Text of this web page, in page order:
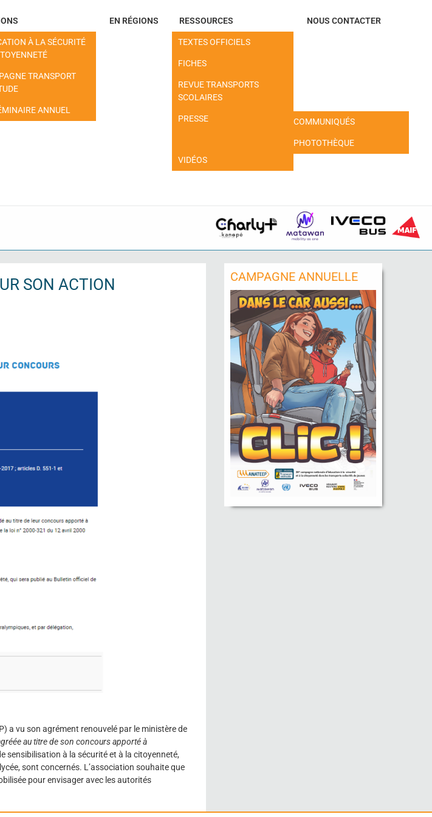
À LA SÉCURITÉ
TRANSPORT
ANNUEL
EN RÉGIONS RESSOURCES
TEXTES OFFICIELS
FICHES
REVUE TRANSPORTS
SCOLAIRES
PRESSE COMMUNIQUÉS
PHOTOTHÈQUE
VIDÉOS
NOUS CONTACTER
SON ACTION
a vu son agrément renouvelé par le ministère de
au titre de son concours apporté à
sensibilisation à la sécurité et à la citoyenneté,
sont concernés. L’association souhaite que
pour envisager avec les autorités
CAMPAGNE ANNUELLE